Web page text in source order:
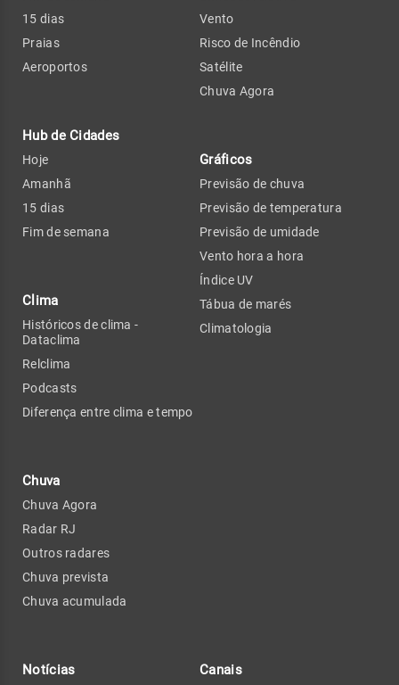
15 dias
Praias
Aeroportos
Hub de Cidades
Hoje
Amanhã
15 dias
Fim de semana
Clima
Históricos de clima -
Dataclima
Relclima
Podcasts
Diferença entre clima e tempo
Chuva
Chuva Agora
Radar RJ
Outros radares
Chuva prevista
Chuva acumulada
Vento
Risco de Incêndio
Satélite
Chuva Agora
Gráficos
Previsão de chuva
Previsão de temperatura
Previsão de umidade
Vento hora a hora
Índice UV
Tábua de marés
Climatologia
Notícias Canais